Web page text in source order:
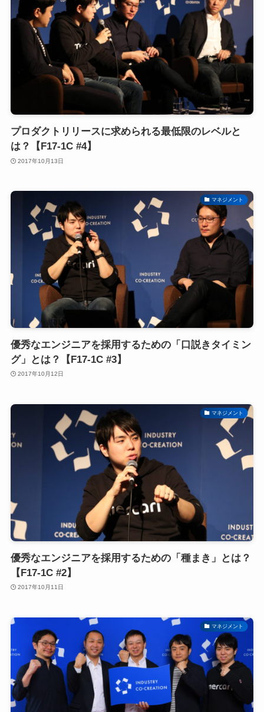
プロダクトリリースに求められる最低限のレベルと
は？【F17-1C #4】
2017年10月13日
マネジメント
優秀なエンジニアを採用するための「口説きタイミン
グ」とは？【F17-1C #3】
2017年10月12日
マネジメント
優秀なエンジニアを採用するための「種まき」とは？
【F17-1C #2】
2017年10月11日
マネジメント